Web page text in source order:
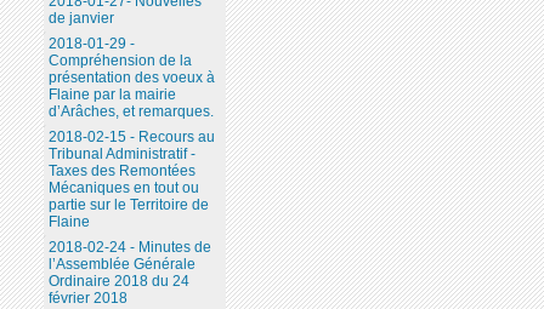
de janvier
2018-01-29 -
Compréhension de la
présentation des voeux à
Flaine par la mairie
d’Arâches, et remarques.
2018-02-15 - Recours au
Tribunal Administratif -
Taxes des Remontées
Mécaniques en tout ou
partie sur le Territoire de
Flaine
2018-02-24 - Minutes de
l’Assemblée Générale
Ordinaire 2018 du 24
février 2018